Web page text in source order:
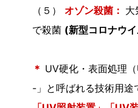
（５）
オゾン殺菌： 大
で殺菌 (新型コロナウ
＊ UV硬化・表面処理
-」と呼ばれる技術用途